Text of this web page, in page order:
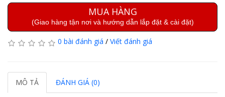
MUA HÀNG
(Giao hàng tận nơi và hướng dẫn lắp đặt & cài đặt)
0 bài đánh giá / Viết đánh giá
MÔ TẢ ĐÁNH GIÁ (0)